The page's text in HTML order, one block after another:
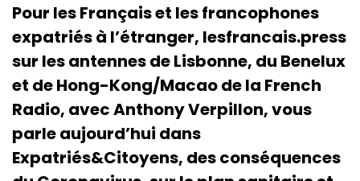
Pour les Français et les francophones
expatriés à l’étranger, lesfrancais.press
sur les antennes de Lisbonne, du Benelux
et de Hong-Kong/Macao de la French
Radio, avec Anthony Verpillon, vous
parle aujourd’hui dans
Expatriés&Citoyens, des conséquences